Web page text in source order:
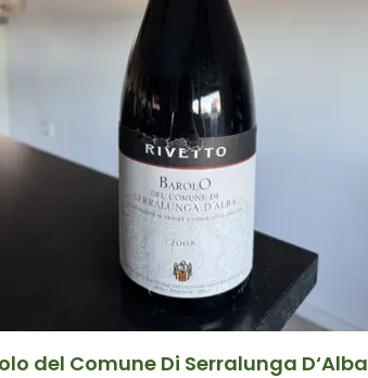
del Comune Di Serralunga D‘Alba